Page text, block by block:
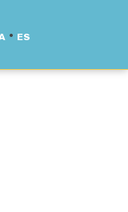
· ES